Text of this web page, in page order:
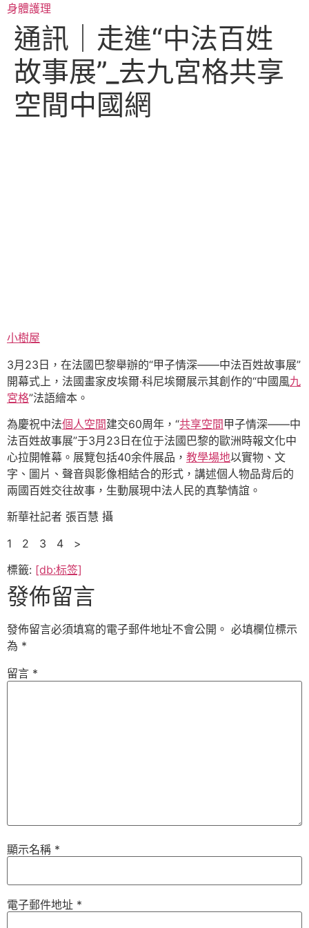
跳身體護理
通訊｜走進“中法百姓
故事展”_去九宮格共享
空間中國網
小樹屋
3月23日，在法國巴黎舉辦的“甲子情深——中法百姓故事展”
開幕式上，法國畫家皮埃爾·科尼埃爾展示其創作的“中國風九
宮格”法語繪本。
為慶祝中法個人空間建交60周年，“共享空間甲子情深——中
法百姓故事展”于3月23日在位于法國巴黎的歐洲時報文化中
心拉開帷幕。展覽包括40余件展品， 教學場地以實物、文
字、圖片、聲音與影像相結合的形式，講述個人物品背后的
兩國百姓交往故事，生動展現中法人民的真摯情誼。
新華社記者 張百慧 攝
1 2 3 4 >
標籤: [db:标签]
發佈留言
發佈留言必須填寫的電子郵件地址不會公開。 必填欄位標示
為 *
留言 *
顯示名稱 *
電子郵件地址 *